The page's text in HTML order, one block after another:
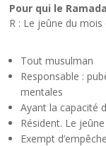
Pour qui le
R : Le jeûne du
Tout musulman
Responsable :
mentales
Ayant la capacité
Résident. Le
Exempt